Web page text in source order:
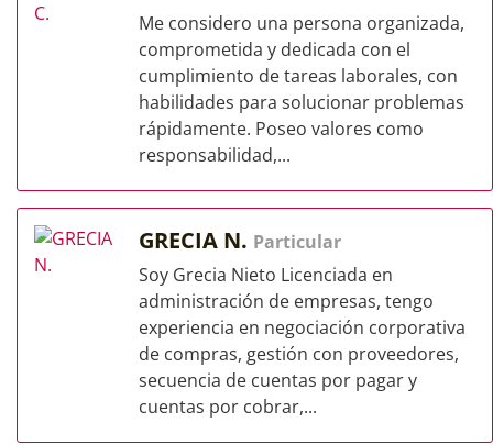
Me considero una persona organizada,
comprometida y dedicada con el
cumplimiento de tareas laborales, con
habilidades para solucionar problemas
rápidamente. Poseo valores como
responsabilidad,...
GRECIA N. Particular
Soy Grecia Nieto Licenciada en
administración de empresas, tengo
experiencia en negociación corporativa
de compras, gestión con proveedores,
secuencia de cuentas por pagar y
cuentas por cobrar,...